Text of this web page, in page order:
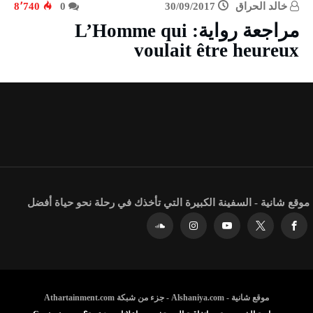
خالد الحراق 30/09/2017 8٬740
مراجعة رواية: L’Homme qui
voulait être heureux
موقع شانية - السفينة الكبيرة التي تأخذك في رحلة نحو حياة أفضل
موقع شانية - Alshaniya.com - جزء من شبكة Athartainment.com